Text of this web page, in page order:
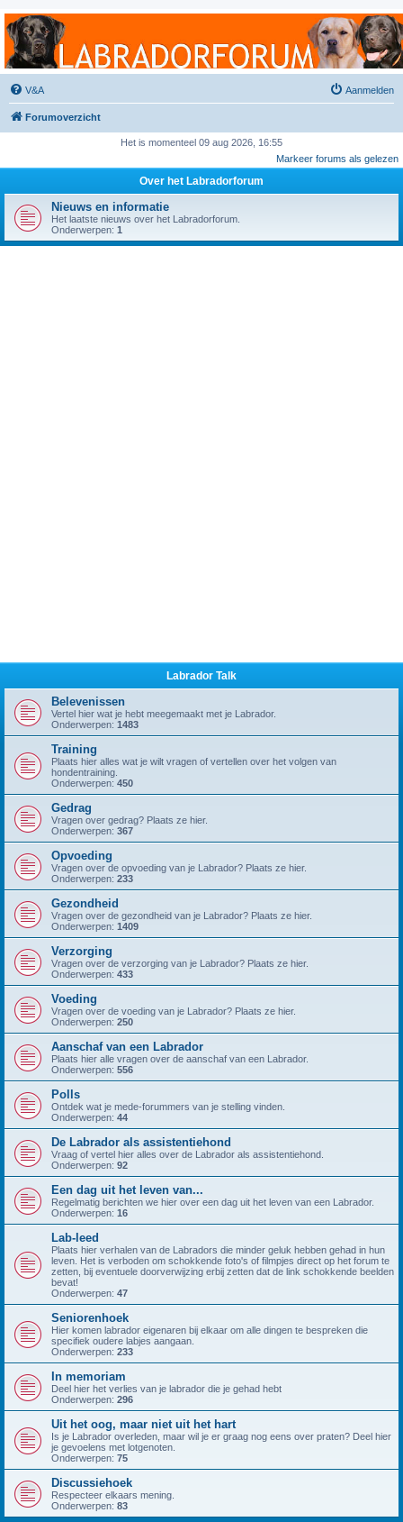
Labradorforum
Het gezelligste Labradorforum van Nederland en België!
V&A Aanmelden
Forumoverzicht
Het is momenteel 09 aug 2026, 16:55
Markeer forums als gelezen
Over het Labradorforum
Nieuws en informatie
Het laatste nieuws over het Labradorforum.
Onderwerpen: 1
Labrador Talk
Belevenissen
Vertel hier wat je hebt meegemaakt met je Labrador.
Onderwerpen: 1483
Training
Plaats hier alles wat je wilt vragen of vertellen over het volgen van
hondentraining.
Onderwerpen: 450
Gedrag
Vragen over gedrag? Plaats ze hier.
Onderwerpen: 367
Opvoeding
Vragen over de opvoeding van je Labrador? Plaats ze hier.
Onderwerpen: 233
Gezondheid
Vragen over de gezondheid van je Labrador? Plaats ze hier.
Onderwerpen: 1409
Verzorging
Vragen over de verzorging van je Labrador? Plaats ze hier.
Onderwerpen: 433
Voeding
Vragen over de voeding van je Labrador? Plaats ze hier.
Onderwerpen: 250
Aanschaf van een Labrador
Plaats hier alle vragen over de aanschaf van een Labrador.
Onderwerpen: 556
Polls
Ontdek wat je mede-forummers van je stelling vinden.
Onderwerpen: 44
De Labrador als assistentiehond
Vraag of vertel hier alles over de Labrador als assistentiehond.
Onderwerpen: 92
Een dag uit het leven van...
Regelmatig berichten we hier over een dag uit het leven van een Labrador.
Onderwerpen: 16
Lab-leed
Plaats hier verhalen van de Labradors die minder geluk hebben gehad in hun
leven. Het is verboden om schokkende foto's of filmpjes direct op het forum te
zetten, bij eventuele doorverwijzing erbij zetten dat de link schokkende beelden
bevat!
Onderwerpen: 47
Seniorenhoek
Hier komen labrador eigenaren bij elkaar om alle dingen te bespreken die
specifiek oudere labjes aangaan.
Onderwerpen: 233
In memoriam
Deel hier het verlies van je labrador die je gehad hebt
Onderwerpen: 296
Uit het oog, maar niet uit het hart
Is je Labrador overleden, maar wil je er graag nog eens over praten? Deel hier
je gevoelens met lotgenoten.
Onderwerpen: 75
Discussiehoek
Respecteer elkaars mening.
Onderwerpen: 83